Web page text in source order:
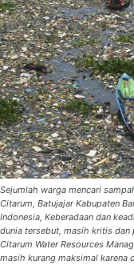
Sejumlah warga mencari
Citarum, Batujajar Kabupaten
Indonesia, Keberadaan dan
dunia tersebut, masih kritis dan
Citarum Water Resources
masih kurang maksimal karena